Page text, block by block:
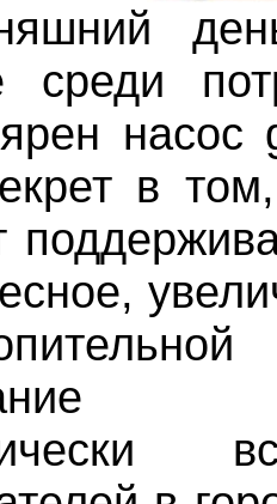
среди
насос
в